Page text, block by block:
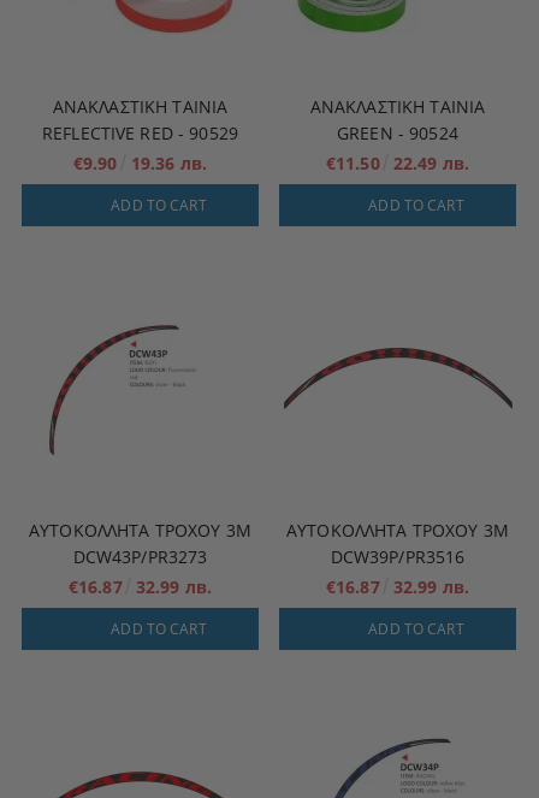
ΑΝΑΚΛΑΣΤΙΚΉ ΤΑΙΝΊΑ
REFLECTIVE RED - 90529
€9.90
19.36 лв.
ADD TO CART
ΑΝΑΚΛΑΣΤΙΚΉ ΤΑΙΝΊΑ
GREEN - 90524
€11.50 22.49 лв.
ADD TO CART
ΑΥΤΟΚΌΛΛΗΤΑ ΤΡΟΧΟΎ 3M
DCW43P/PR3273
€16.87 32.99 лв.
ADD TO CART
ΑΥΤΟΚΌΛΛΗΤΑ ΤΡΟΧΟΎ 3M
DCW39P/PR3516
€16.87 32.99 лв.
ADD TO CART